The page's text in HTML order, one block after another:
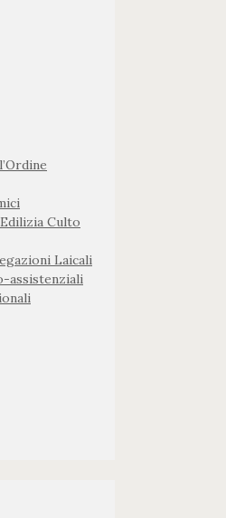
Culto
Laicali
assistenziali